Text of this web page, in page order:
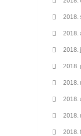
2018.
2018.
2018.
2018.
2018.
2018.
2018.
2018.